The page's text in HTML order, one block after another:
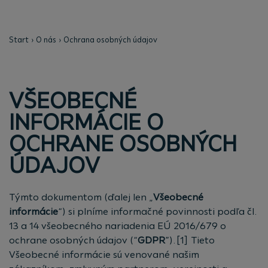
Start O nás Ochrana osobných údajov
VŠEOBECNÉ
INFORMÁCIE O
OCHRANE OSOBNÝCH
ÚDAJOV
Týmto dokumentom (ďalej len „Všeobecné
informácie“) si plníme informačné povinnosti podľa čl.
13 a 14 všeobecného nariadenia EÚ 2016/679 o
ochrane osobných údajov (“GDPR”).[1] Tieto
Všeobecné informácie sú venované našim